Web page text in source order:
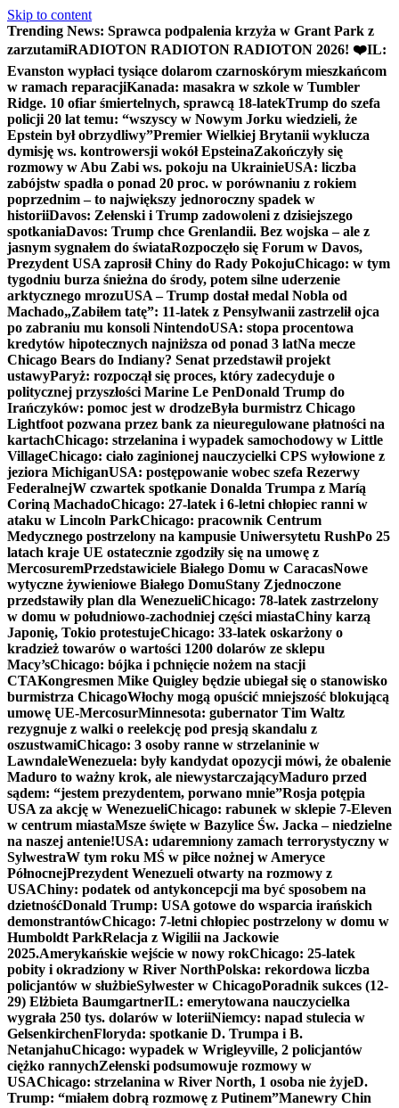
Skip to content
Trending News: Sprawca podpalenia krzyża w Grant Park z
zarzutamiRADIOTON RADIOTON RADIOTON 2026! ❤️IL:
Evanston wypłaci tysiące dolarom czarnoskórym mieszkańcom
w ramach reparacjiKanada: masakra w szkole w Tumbler
Ridge. 10 ofiar śmiertelnych, sprawcą 18-latekTrump do szefa
policji 20 lat temu: “wszyscy w Nowym Jorku wiedzieli, że
Epstein był obrzydliwy”Premier Wielkiej Brytanii wyklucza
dymisję ws. kontrowersji wokół EpsteinaZakończyły się
rozmowy w Abu Zabi ws. pokoju na UkrainieUSA: liczba
zabójstw spadła o ponad 20 proc. w porównaniu z rokiem
poprzednim – to największy jednoroczny spadek w
historiiDavos: Zełenski i Trump zadowoleni z dzisiejszego
spotkaniaDavos: Trump chce Grenlandii. Bez wojska – ale z
jasnym sygnałem do świataRozpoczęło się Forum w Davos,
Prezydent USA zaprosił Chiny do Rady PokojuChicago: w tym
tygodniu burza śnieżna do środy, potem silne uderzenie
arktycznego mrozuUSA – Trump dostał medal Nobla od
Machado„Zabiłem tatę”: 11-latek z Pensylwanii zastrzelił ojca
po zabraniu mu konsoli NintendoUSA: stopa procentowa
kredytów hipotecznych najniższa od ponad 3 latNa mecze
Chicago Bears do Indiany? Senat przedstawił projekt
ustawyParyż: rozpoczął się proces, który zadecyduje o
politycznej przyszłości Marine Le PenDonald Trump do
Irańczyków: pomoc jest w drodzeByła burmistrz Chicago
Lightfoot pozwana przez bank za nieuregulowane płatności na
kartachChicago: strzelanina i wypadek samochodowy w Little
VillageChicago: ciało zaginionej nauczycielki CPS wyłowione z
jeziora MichiganUSA: postępowanie wobec szefa Rezerwy
FederalnejW czwartek spotkanie Donalda Trumpa z Maríą
Coriną MachadoChicago: 27-latek i 6-letni chłopiec ranni w
ataku w Lincoln ParkChicago: pracownik Centrum
Medycznego postrzelony na kampusie Uniwersytetu RushPo 25
latach kraje UE ostatecznie zgodziły się na umowę z
MercosuremPrzedstawiciele Białego Domu w CaracasNowe
wytyczne żywieniowe Białego DomuStany Zjednoczone
przedstawiły plan dla WenezueliChicago: 78-latek zastrzelony
w domu w południowo-zachodniej części miastaChiny karzą
Japonię, Tokio protestujeChicago: 33-latek oskarżony o
kradzież towarów o wartości 1200 dolarów ze sklepu
Macy’sChicago: bójka i pchnięcie nożem na stacji
CTAKongresmen Mike Quigley będzie ubiegał się o stanowisko
burmistrza ChicagoWłochy mogą opuścić mniejszość blokującą
umowę UE-MercosurMinnesota: gubernator Tim Waltz
rezygnuje z walki o reelekcję pod presją skandalu z
oszustwamiChicago: 3 osoby ranne w strzelaninie w
LawndaleWenezuela: były kandydat opozycji mówi, że obalenie
Maduro to ważny krok, ale niewystarczającyMaduro przed
sądem: “jestem prezydentem, porwano mnie”Rosja potępia
USA za akcję w WenezueliChicago: rabunek w sklepie 7-Eleven
w centrum miastaMsze święte w Bazylice Św. Jacka – niedzielne
na naszej antenie!USA: udaremniony zamach terrorystyczny w
SylwestraW tym roku MŚ w piłce nożnej w Ameryce
PółnocnejPrezydent Wenezueli otwarty na rozmowy z
USAChiny: podatek od antykoncepcji ma być sposobem na
dzietnośćDonald Trump: USA gotowe do wsparcia irańskich
demonstrantówChicago: 7-letni chłopiec postrzelony w domu w
Humboldt ParkRelacja z Wigilii na Jackowie
2025.Amerykańskie wejście w nowy rokChicago: 25-latek
pobity i okradziony w River NorthPolska: rekordowa liczba
policjantów w służbieSylwester w ChicagoPoradnik sukces (12-
29) Elżbieta BaumgartnerIL: emerytowana nauczycielka
wygrała 250 tys. dolarów w loteriiNiemcy: napad stulecia w
GelsenkirchenFloryda: spotkanie D. Trumpa i B.
NetanjahuChicago: wypadek w Wrigleyville, 2 policjantów
ciężko rannychZełenski podsumowuje rozmowy w
USAChicago: strzelanina w River North, 1 osoba nie żyjeD.
Trump: “miałem dobrą rozmowę z Putinem”Manewry Chin